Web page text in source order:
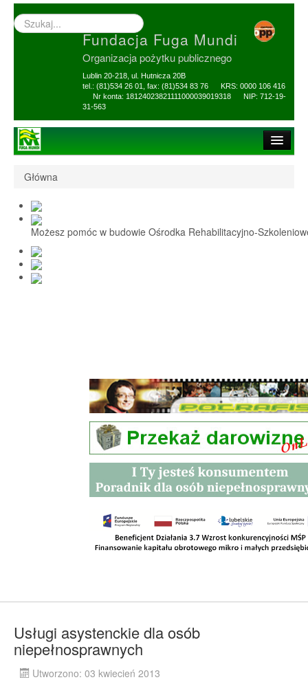
Wyszukiwarka
–
Fundacja Fuga Mundi
Organizacja pożytku publicznego
Lublin 20-218, ul. Hutnicza 20B
tel.: (81)534 26 01, fax: (81)534 83 76 KRS: 0000 106 416
Nr konta: 18124023821111000039019318 NIP: 712-19-
31-563
1,5% i darowizny
Nasi Beneficjenci
Ośrodek Reh-Szkol
Sprawozdania
Główna
Możesz pomóc w budowie Ośrodka Rehabilitacyjno-
Usługi asystenckie dla osób
niepełnosprawnych
Utworzono: 03 kwiecień 2013